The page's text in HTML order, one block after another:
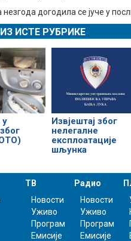
незгода догодила се јуче у
ИСТЕ РУБРИКЕ
Извјештај због
нелегалне
експлоатације
шљунка
ТВ
Новости
Уживо
Програм
Емисије
Радио
Новости
Уживо
Програм
Емисије